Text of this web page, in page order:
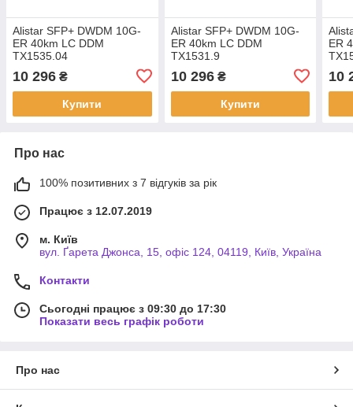
Alistar SFP+ DWDM 10G-
ER 40km LC DDM
TX1535.04
10 296 ₴
Купити
Alistar SFP+ DWDM 10G-
ER 40km LC DDM
TX1531.9
10 296₴
Купити
ER
10
Про нас
100% позитивних з 7 відгуків за рік
Працює з 12.07.2019
м. Київ
вул. Ґарета Джонса, 15, офіс 124, 04119, Київ, Україна
Контакти
Сьогодні працює з 09:30 до 17:30
Показати весь графік роботи
Про нас